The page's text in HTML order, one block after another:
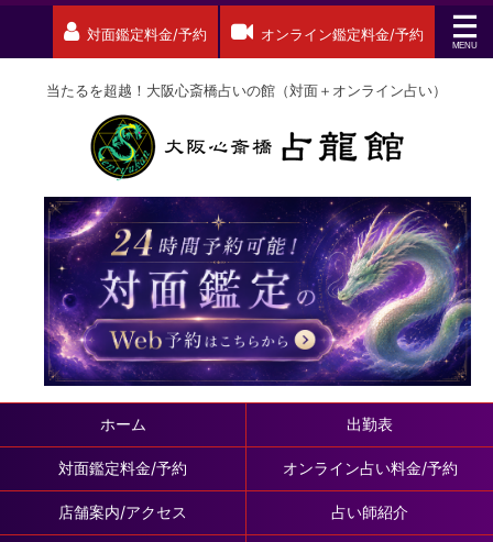
対面鑑定料金/予約 オンライン鑑定料金/予約
当たるを超越！大阪心斎橋占いの館（対面＋オンライン占い）
ホーム 出勤表
対面鑑定料金/予約 オンライン占い料金/予約
店舗案内/アクセス 占い師紹介